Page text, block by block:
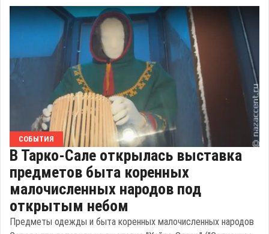
СОБЫТИЯ
В Тарко-Сале открылась выставка
предметов быта коренных
малочисленных народов под
открытым небом
Предметы одежды и быта коренных малочисленных народов